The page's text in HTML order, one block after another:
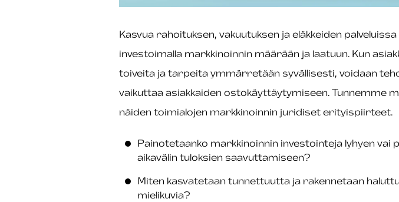
Kasvua rahoituksen, vakuutuksen ja eläkkeiden
investoimalla markkinoinnin määrään ja laatuun. Kun
toiveita ja tarpeita ymmärretään syvällisesti, voidaan
vaikuttaa asiakkaiden ostokäyttäytymiseen. Tunnemme
näiden toimialojen markkinoinnin juridiset erityispiirteet.
Painotetaanko markkinoinnin investointeja lyhyen vai
aikavälin tuloksien saavuttamiseen?
Miten kasvatetaan tunnettuutta ja rakennetaan
mielikuvia?